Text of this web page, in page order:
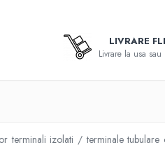
LIVRARE
Livrare la usa sau
terminali izolati / terminale